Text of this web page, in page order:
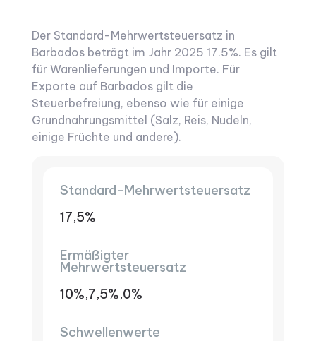
Der Standard-Mehrwertsteuersatz in
Barbados beträgt im Jahr 2025 17.5%. Es gilt
für Warenlieferungen und Importe. Für
Exporte auf Barbados gilt die
Steuerbefreiung, ebenso wie für einige
Grundnahrungsmittel (Salz, Reis, Nudeln,
einige Früchte und andere).
Standard-Mehrwertsteuersatz
17,5%
Ermäßigter
Mehrwertsteuersatz
10%,7,5%,0%
Schwellenwerte